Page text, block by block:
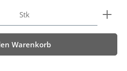
den gewünschten Wert ein
Stk
Warenkorb